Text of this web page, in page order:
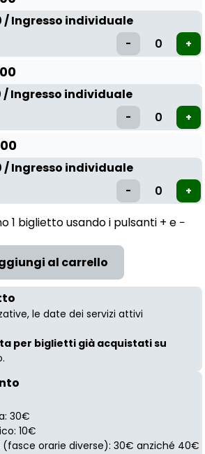
/ Ingresso individuale
/ Ingresso individuale
/ Ingresso individuale
1 biglietto usando i pulsanti + e −
le date dei servizi attivi
per biglietti già acquistati su
30€
10€
(fasce orarie diverse): 30€ anziché 40€